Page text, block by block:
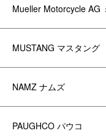
Mueller Motorcycle AG
MUSTANG マスタング
NAMZ ナムズ
PAUGHCO パウコ